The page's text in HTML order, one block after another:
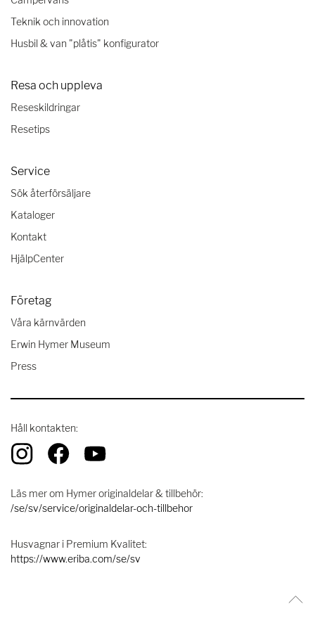
Teknik och innovation
Husbil & van "plåtis" konfigurator
Resa och uppleva
Reseskildringar
Resetips
Service
Sök återförsäljare
Kataloger
Kontakt
HjälpCenter
Företag
Våra kärnvärden
Erwin Hymer Museum
Press
Håll kontakten:
Läs mer om Hymer originaldelar & tillbehör:
/se/sv/service/originaldelar-och-tillbehor
Husvagnar i Premium Kvalitet:
https://www.eriba.com/se/sv